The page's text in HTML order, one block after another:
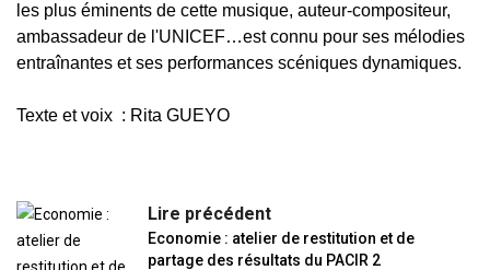
les plus éminents de cette musique, auteur-compositeur,
ambassadeur de l'UNICEF…est connu pour ses mélodies
entraînantes et ses performances scéniques dynamiques.
Texte et voix : Rita GUEYO
Lire précédent
Economie : atelier de restitution et de
partage des résultats du PACIR 2